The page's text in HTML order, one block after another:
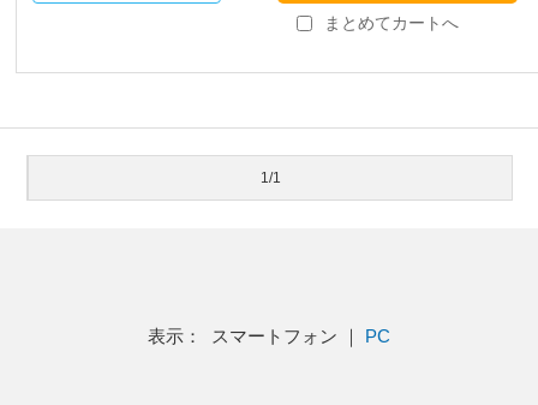
まとめてカートへ
1/1
表示： スマートフォン ｜ PC